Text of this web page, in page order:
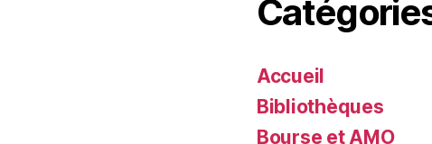
Accueil
Bibliothèques
Bourse et AMO